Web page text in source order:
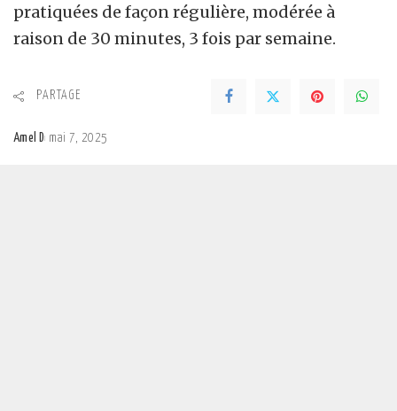
pratiquées de façon régulière, modérée à
raison de 30 minutes, 3 fois par semaine.
PARTAGE
Amel D mai 7, 2025